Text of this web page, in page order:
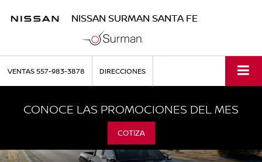
NISSAN SURMAN SANTA FE
VENTAS557-983-3878 DIRECCIONES
CONOCE LAS PROMOCIONES DEL MES
COTIZA